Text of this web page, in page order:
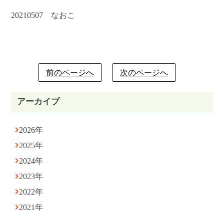
アーカイブ
2026年
2025年
2024年
2023年
2022年
2021年
20210507 なおこ
前のページへ 次のページへ